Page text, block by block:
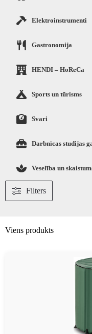
Elektroinstrumenti
Gastronomija
HENDI – HoReCa
Sports un tūrisms
Svari
Darbnīcas studijas
Veselība un
Filters
Viens produkts